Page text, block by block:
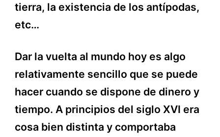
tierra, la existencia de los antípodas,
etc…
Dar la vuelta al mundo hoy es algo
relativamente sencillo que se puede
hacer cuando se dispone de dinero y
tiempo. A principios del siglo XVI era
cosa bien distinta y comportaba